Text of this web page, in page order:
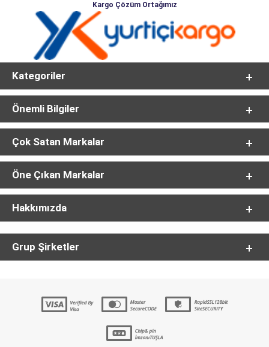
Kargo Çözüm Ortağımız
Kategoriler
Önemli Bilgiler
Çok Satan Markalar
Öne Çıkan Markalar
Hakkımızda
Grup Şirketler